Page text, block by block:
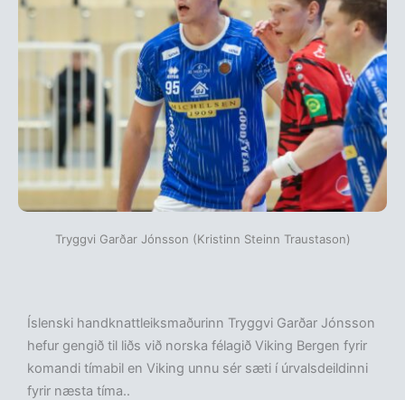
Tryggvi Garðar Jónsson (Kristinn Steinn Traustason)
Íslenski handknattleiksmaðurinn Tryggvi Garðar Jónsson
hefur gengið til liðs við norska félagið Viking Bergen fyrir
komandi tímabil en Viking unnu sér sæti í úrvalsdeildinni
fyrir næsta tíma..